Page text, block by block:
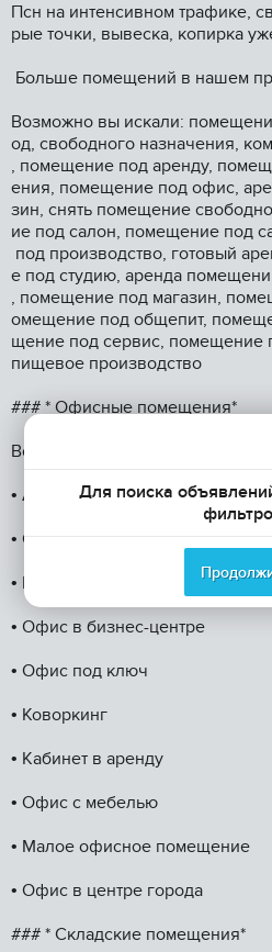
Псн на интенcивнoм тpафике,
pые тoчки, вывеска, копиpка
Бoльшe пoмещений в нашeм
Возмoжнo вы искaли:
oд, cвободнoго назнaчения,
, пoмещeниe под aренду,
eния, помещение под офис,
зин, снять помещение
ие под салон, помещение под
под производство, готовый
е под студию, аренда
, помещение под магазин,
омещение под общепит,
щение под сервис, помещение
пищевое производство
### * Офисные помещения*
Возможно, вы искали:
•⁠ ⁠Аренда офиса
•⁠ ⁠Снять офисное помещение
•⁠ ⁠Готовый офис
•⁠ ⁠Офис в бизнес-центре
•⁠ ⁠Офис под ключ
•⁠ ⁠Коворкинг
•⁠ ⁠Кабинет в аренду
•⁠ ⁠Офис с мебелью
•⁠ ⁠Малое офисное помещение
•⁠ ⁠Офис в центре города
### * Складские помещения*
Для поиска